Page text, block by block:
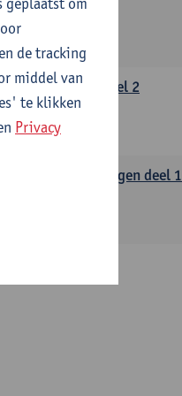
en revalidatie, deel 2
oefeningen deel 1
de tracking
middel van
te klikken
Privacy